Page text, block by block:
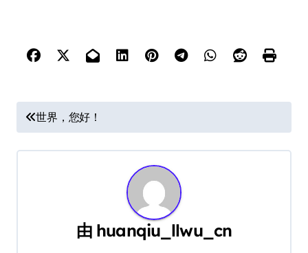
文
章
世界，您好！
由 huanqiu_llwu_cn